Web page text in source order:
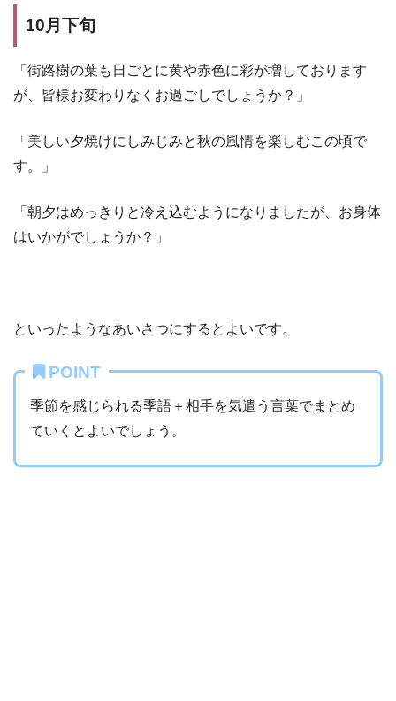
10月下旬
「街路樹の葉も日ごとに黄や赤色に彩が増しております
が、皆様お変わりなくお過ごしでしょうか？」
「美しい夕焼けにしみじみと秋の風情を楽しむこの頃で
す。」
「朝夕はめっきりと冷え込むようになりましたが、お身体
はいかがでしょうか？」
といったようなあいさつにするとよいです。
POINT
季節を感じられる季語＋相手を気遣う言葉でまとめ
ていくとよいでしょう。